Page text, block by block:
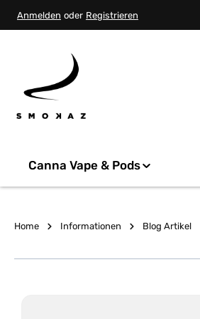
Zur Hauptnavigation springen
Anmelden oder Registrieren
Canna Vape & Pods
Home Informationen Blog Artikel